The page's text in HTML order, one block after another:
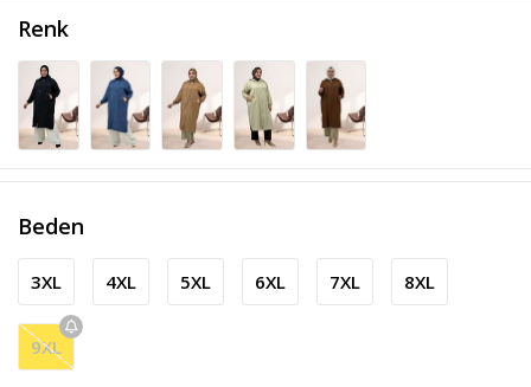
Renk
Beden
3XL 4XL 5XL 6XL 7XL 8XL
9XL